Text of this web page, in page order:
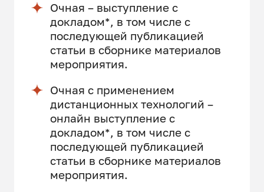
Очная – выступление с
докладом*, в том числе с
последующей публикацией
статьи в сборнике материалов
мероприятия.
Очная с применением
дистанционных технологий –
онлайн выступление с
докладом*, в том числе с
последующей публикацией
статьи в сборнике материалов
мероприятия.